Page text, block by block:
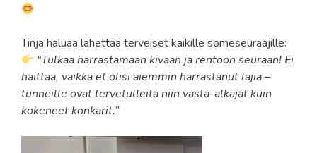
Tinja haluaa lähettää terveiset kaikille someseuraajille:
“Tulkaa harrastamaan kivaan ja rentoon seuraan! Ei
haittaa, vaikka et olisi aiemmin harrastanut lajia –
tunneille ovat tervetulleita niin vasta-alkajat kuin
kokeneet konkarit.”